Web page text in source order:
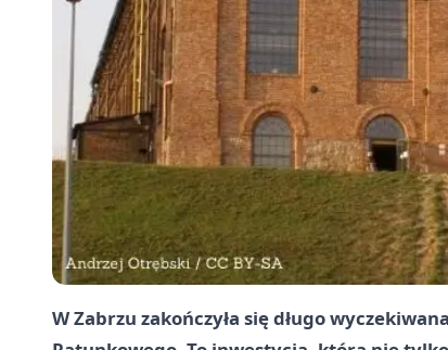
W Zabrzu zakończyła się długo